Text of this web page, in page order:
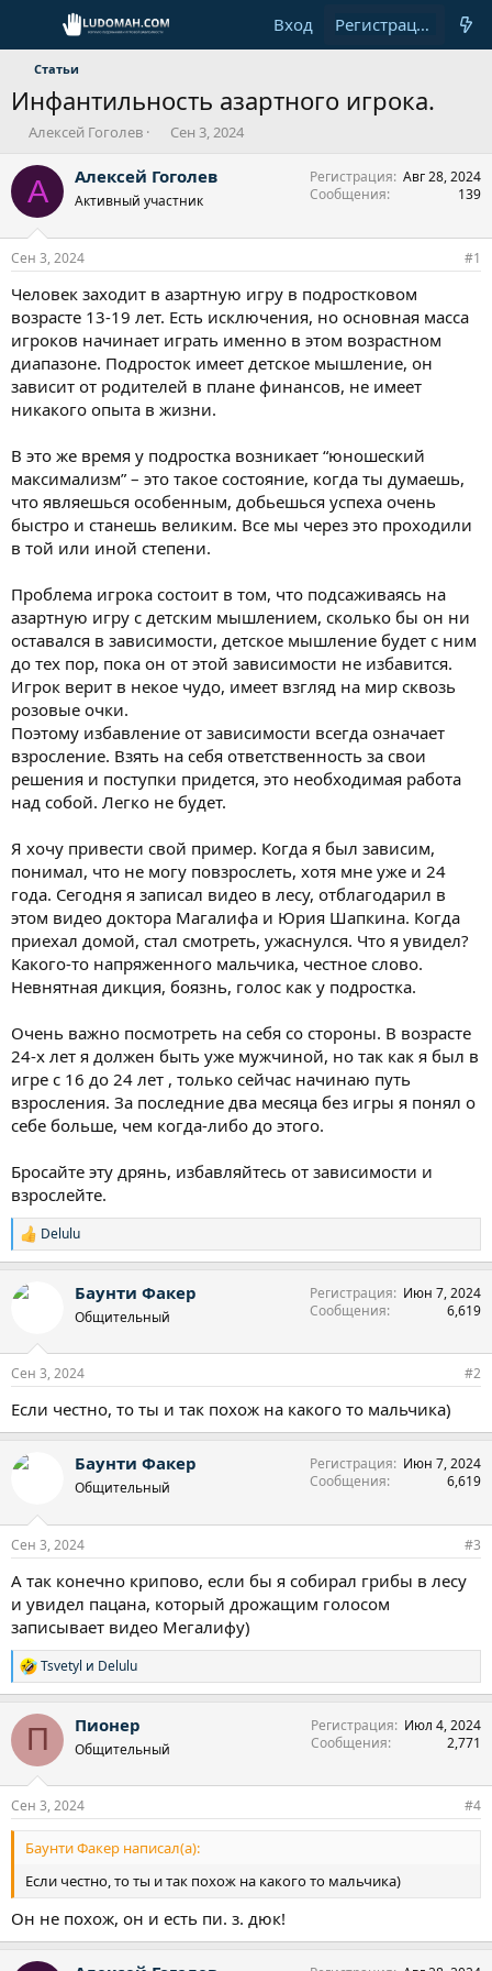
Вход Регистрация
Статьи
Инфантильность азартного игрока.
А
т
о
т
м
ы
Алексей Гоголев
Д
т
н
а
л
а
Сен 3, 2024
А Алексей Гоголев
Активный участник
Регистрация Авг 28, 2024
Сообщения
139
Сен 3, 2024 #1
Человек заходит в азартную игру в подростковом
возрасте 13-19 лет. Есть исключения, но основная масса
игроков начинает играть именно в этом возрастном
диапазоне. Подросток имеет детское мышление, он
зависит от родителей в плане финансов, не имеет
никакого опыта в жизни.
В это же время у подростка возникает “юношеский
максимализм” – это такое состояние, когда ты думаешь,
что являешься особенным, добьешься успеха очень
быстро и станешь великим. Все мы через это проходили
в той или иной степени.
Проблема игрока состоит в том, что подсаживаясь на
азартную игру с детским мышлением, сколько бы он ни
оставался в зависимости, детское мышление будет с ним
до тех пор, пока он от этой зависимости не избавится.
Игрок верит в некое чудо, имеет взгляд на мир сквозь
розовые очки.
Поэтому избавление от зависимости всегда означает
взросление. Взять на себя ответственность за свои
решения и поступки придется, это необходимая работа
над собой. Легко не будет.
Я хочу привести свой пример. Когда я был зависим,
понимал, что не могу повзрослеть, хотя мне уже и 24
года. Сегодня я записал видео в лесу, отблагодарил в
этом видео доктора Магалифа и Юрия Шапкина. Когда
приехал домой, стал смотреть, ужаснулся. Что я увидел?
Какого-то напряженного мальчика, честное слово.
Невнятная дикция, боязнь, голос как у подростка.
Очень важно посмотреть на себя со стороны. В возрасте
24-х лет я должен быть уже мужчиной, но так как я был в
игре с 16 до 24 лет , только сейчас начинаю путь
взросления. За последние два месяца без игры я понял о
себе больше, чем когда-либо до этого.
Бросайте эту дрянь, избавляйтесь от зависимости и
взрослейте.
Р
е
к
Delulu
Баунти Факер
Общительный
Регистрация
Июн 7, 2024
Сообщения
6,619
Сен 3, 2024 #2
Если честно, то ты и так похож на какого то мальчика)
Баунти Факер
Общительный
Регистрация
Июн 7, 2024
Сообщения
6,619
Сен 3, 2024 #3
А так конечно крипово, если бы я собирал грибы в лесу
и увидел пацана, который дрожащим голосом
записывает видео Мегалифу)
Р
е
к
и
Tsvetyl и Delulu
П Пионер
Общительный
Регистрация
Июл 4, 2024
Сообщения
2,771
Сен 3, 2024 #4
Баунти Факер написал(а):
Если честно, то ты и так похож на какого то мальчика)
Он не похож, он и есть пи. з. дюк!